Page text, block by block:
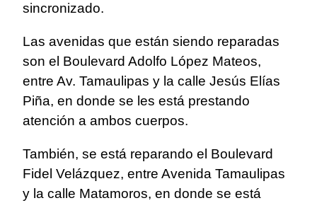
sincronizado.
Las avenidas que están siendo reparadas
son el Boulevard Adolfo López Mateos,
entre Av. Tamaulipas y la calle Jesús Elías
Piña, en donde se les está prestando
atención a ambos cuerpos.
También, se está reparando el Boulevard
Fidel Velázquez, entre Avenida Tamaulipas
y la calle Matamoros, en donde se está